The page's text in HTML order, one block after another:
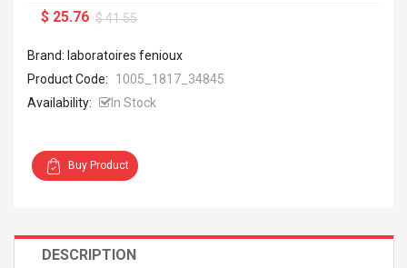
$ 25.76 $ 41.55
Brand: laboratoires fenioux
Product Code:
1005_1817_34845
Availability:
In Stock
Buy Product
DESCRIPTION